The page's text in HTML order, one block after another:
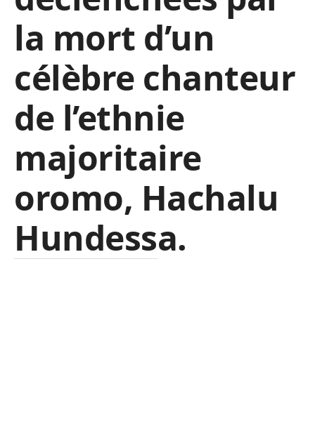
la mort d’un
célèbre chanteur
de l’ethnie
majoritaire
oromo, Hachalu
Hundessa.